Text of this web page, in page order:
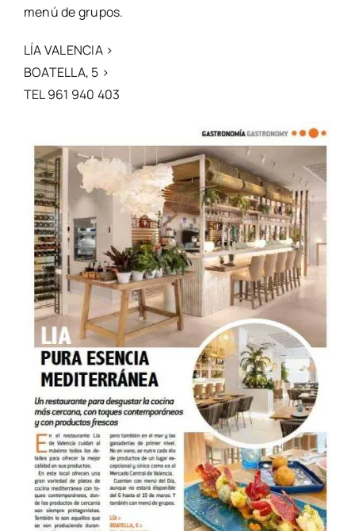
menú de gru­pos.
LÍA VALENCIA >
BOATELLA, 5 >
TEL 961 940 403